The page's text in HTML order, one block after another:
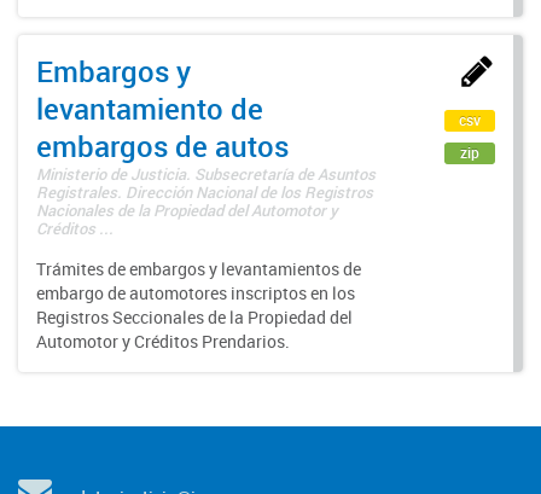
Embargos y
levantamiento de
embargos de autos
Ministerio de Justicia. Subsecretaría de Asuntos
Registrales. Dirección Nacional de los Registros
Nacionales de la Propiedad del Automotor y
Créditos ...
Trámites de embargos y levantamientos de
embargo de automotores inscriptos en los
Registros Seccionales de la Propiedad del
Automotor y Créditos Prendarios.
csv
zip